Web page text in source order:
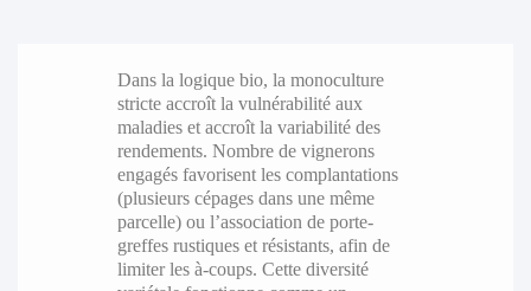
Dans la logique bio, la monoculture
stricte accroît la vulnérabilité aux
maladies et accroît la variabilité des
rendements. Nombre de vignerons
engagés favorisent les complantations
(plusieurs cépages dans une même
parcelle) ou l’association de porte-
greffes rustiques et résistants, afin de
limiter les à-coups. Cette diversité